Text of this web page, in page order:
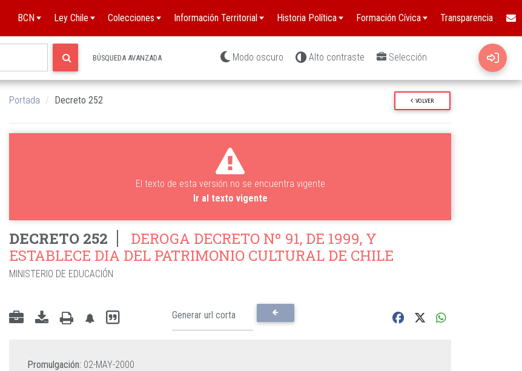
BCN Ley Chile Colecciones Información Territorial Historia Política Formación Cívica Transparencia
BÚSQUEDA AVANZADA Modo oscuro Alto contraste Selección
Portada Decreto 252 VOLVER
El texto de esta versión no se encuentra vigente
Ir al texto vigente
DECRETO 252
DEROGA DECRETO Nº 91, DE 1999, Y
ESTABLECE DIA DEL PATRIMONIO CULTURAL DE CHILE
MINISTERIO DE EDUCACIÓN
Promulgación: 02-MAY-2000